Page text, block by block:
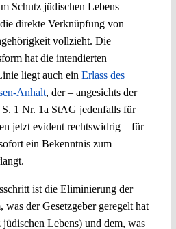
Schutz jüdischen Lebens
direkte Verknüpfung von
vollzieht. Die
hat die intendierten
liegt auch ein Erlass des
Anhalt, der – angesichts der
1 Nr. 1a StAG jedenfalls für
jetzt evident rechtswidrig – für
ein Bekenntnis zum
ist die Eliminierung der
der Gesetzgeber geregelt hat
Lebens) und dem, was